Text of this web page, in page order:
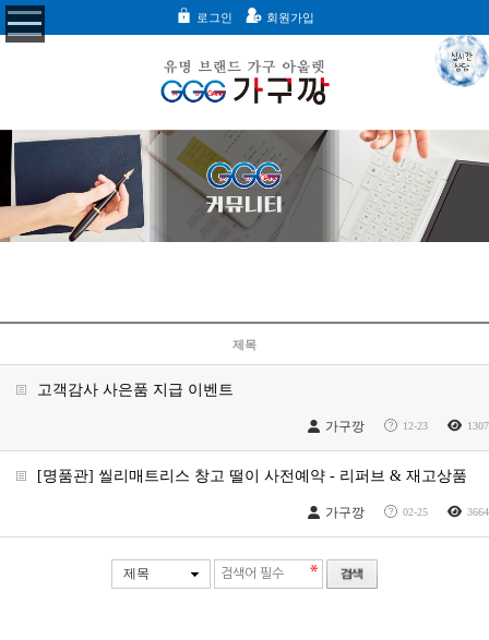
로그인 회원가입
제목
고객감사 사은품 지급 이벤트
가구깡 12-23 1307
[명품관] 씰리매트리스 창고 떨이 사전예약 - 리퍼브 & 재고상품
가구깡 02-25 3664
제목